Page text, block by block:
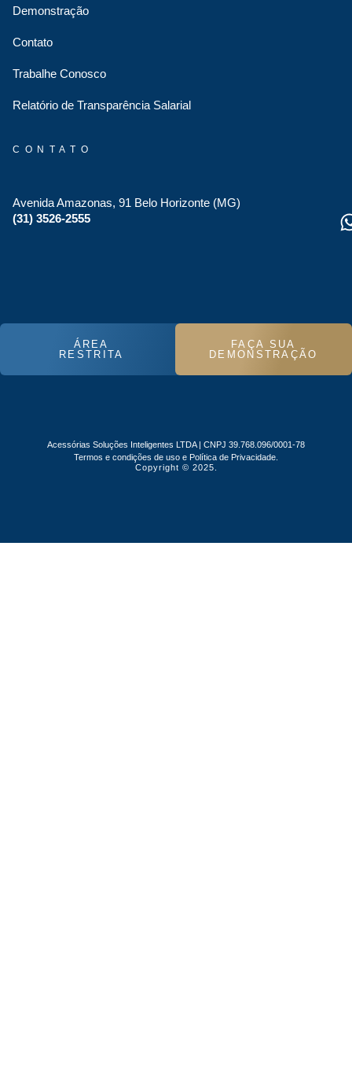
Demonstração
Contato
Trabalhe Conosco
Relatório de Transparência Salarial
CONTATO
Avenida Amazonas, 91 Belo Horizonte (MG)
(31) 3526-2555
ÁREA
RESTRITA
FAÇA SUA
DEMONSTRAÇÃO
Acessórias Soluções Inteligentes LTDA | CNPJ 39.768.096/0001-78
Termos e condições de uso e Política de Privacidade.
Copyright © 2025.